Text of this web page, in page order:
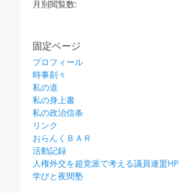
月別閲覧数:
固定ページ
プロフィール
時事刻々
私の道
私の身上書
私の政治信条
リンク
おらんくＢＡＲ
活動記録
人権外交を超党派で考える議員連盟HP
学びと夜間塾